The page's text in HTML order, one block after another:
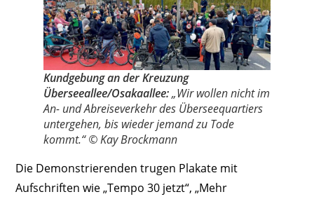
Kundgebung an der Kreuzung
Überseeallee/Osakaallee:„Wir wollen nicht im
An- und Abreiseverkehr des Überseequartiers
untergehen, bis wieder jemand zu Tode
kommt.“ © Kay Brockmann
Die Demonstrierenden trugen Plakate mit
Aufschriften wie „Tempo 30 jetzt“, „Mehr